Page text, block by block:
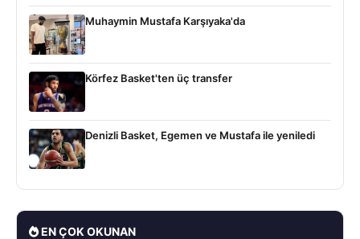
Muhaymin Mustafa Karşıyaka'da
Körfez Basket'ten üç transfer
Denizli Basket, Egemen ve Mustafa ile yeniledi
EN ÇOK OKUNAN